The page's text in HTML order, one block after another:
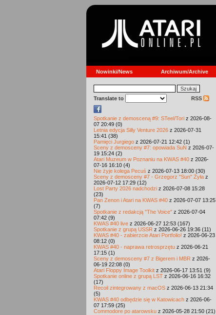
Nowinki/News Archiwum/Archive
Translate to RSS
Spotkanie z demosceną #9: STeel/Tori z 2026-08-
07 20:49 (0)
Letnia edycja Silly Venture 2026 z 2026-07-31
15:41 (38)
Pamięci Jurgiego z 2026-07-21 12:42 (1)
Sceny z demosceny #7: opowiada SuN z 2026-07-
19 15:24 (2)
Atari Muzeum w Poznaniu na KWAS #40 z 2026-
07-16 16:10 (4)
Nie żyje kolega Pecuś z 2026-07-13 18:00 (30)
Sceny z demosceny #7 - Grzegorz "Sun" Żyła z
2026-07-12 17:29 (12)
Lost Party 2026 nadchodzi z 2026-07-08 15:28
(23)
Pan Zenon i Atari na KWAS #40 z 2026-07-07 13:25
(7)
Spotkanie z redakcją "The Voice" z 2026-07-04
07:42 (9)
KWAS #40 live z 2026-06-27 12:53 (167)
Spotkanie z grupą USSR z 2026-06-26 19:36 (11)
KWAS #40 - zabierzcie Atari Portfolio! z 2026-06-23
08:12 (0)
KWAS #40 - naprawa retrosprzętu z 2026-06-21
17:15 (1)
Sceny z demosceny #7 z Bigerem i MBR z 2026-
06-19 22:08 (0)
Atari Floppy Image Toolkit z 2026-06-17 13:51 (9)
Spotkanie online z grupą LST z 2026-06-16 16:32
(17)
Recoil zintegrowany z macOS z 2026-06-13 21:34
(5)
KWAS #40 odbędzie się w Katowicach z 2026-06-
07 17:59 (25)
Commodore po atarowsku z 2026-05-28 21:50 (21)